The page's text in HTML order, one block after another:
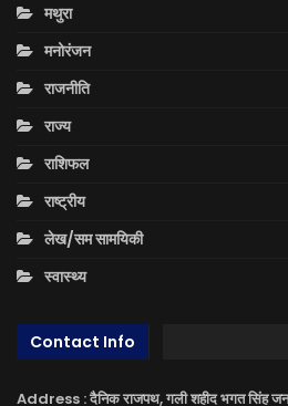
मथुरा
मनोरंजन
राजनीति
राज्य
राशिफल
राष्ट्रीय
लेख/सम सामयिकी
स्वास्थ्य
Contact Info
Address : दैनिक राजपथ, गली शहीद भगत सिंह